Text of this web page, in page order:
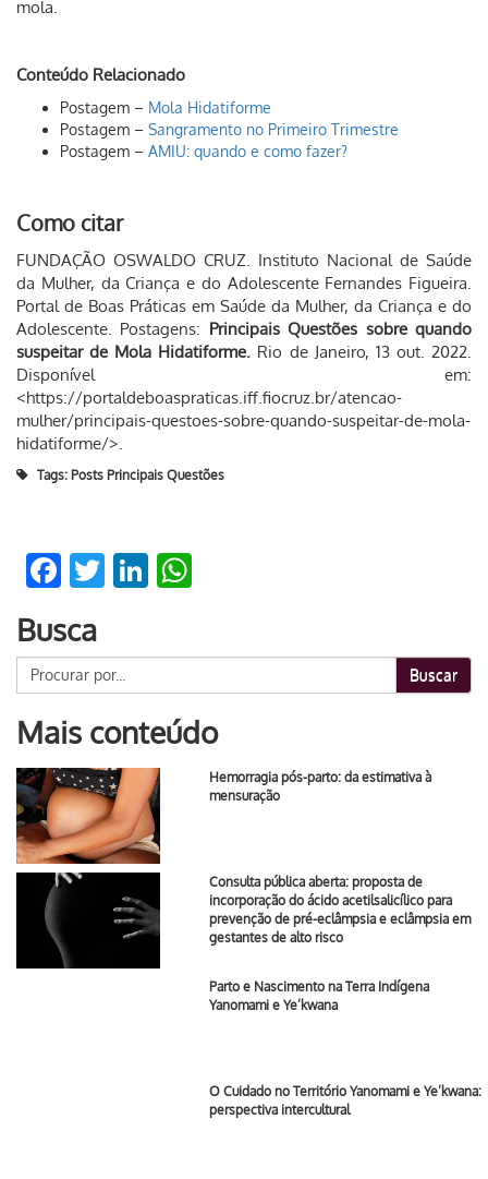
mola.
Conteúdo Relacionado
Postagem – Mola Hidatiforme
Postagem – Sangramento no Primeiro Trimestre
Postagem – AMIU: quando e como fazer?
Como citar
FUNDAÇÃO OSWALDO CRUZ. Instituto Nacional de Saúde
da Mulher, da Criança e do Adolescente Fernandes Figueira.
Portal de Boas Práticas em Saúde da Mulher, da Criança e do
Adolescente. Postagens: Principais Questões sobre quando
suspeitar de Mola Hidatiforme. Rio de Janeiro, 13 out. 2022.
Disponível em:
<https://portaldeboaspraticas.iff.fiocruz.br/atencao-
mulher/principais-questoes-sobre-quando-suspeitar-de-mola-
hidatiforme/>.
Tags: Posts Principais Questões
Facebook
TwitterLinkedIn
Busca
Buscar
Mais conteúdo
Hemorragia pós-parto: da estimativa à
mensuração
Consulta pública aberta: proposta de
incorporação do ácido acetilsalicílico para
prevenção de pré-eclâmpsia e eclâmpsia em
gestantes de alto risco
Parto e Nascimento na Terra Indígena
Yanomami e Ye’kwana
O Cuidado no Território Yanomami e Ye’kwana:
perspectiva intercultural